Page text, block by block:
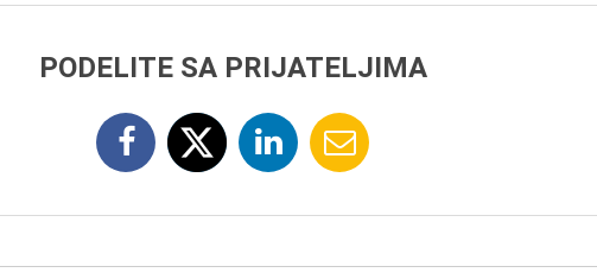
PODELITE SA PRIJATELJIMA